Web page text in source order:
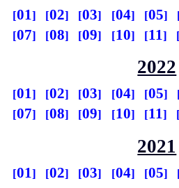
01 02 03 04 05
07
08 09 10 11
2022
01 02 03 04 05
07
08 09 10 11
2021
01 02 03 04 05